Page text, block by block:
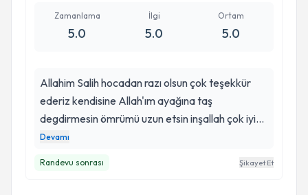
Zamanlama
5.0
İlgi
5.0
Ortam
5.0
Allahim Salih hocadan razı olsun çok teşekkür
ederiz kendisine Allah'ım ayağına taş
degdirmesin ömrümü uzun etsin inşallah çok iyi
çok başarılı binlerce kez teşekkür ederiz
Devamı
Randevu sonrası Şikayet Et